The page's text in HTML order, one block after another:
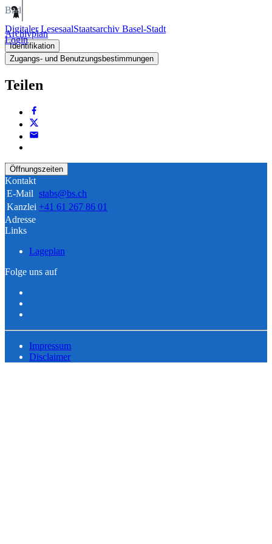
Digitaler LesesaalStaatsarchiv Basel-Stadt
Login
Bild
Archivplan
Identifikation
Zugangs- und Benutzungsbestimmungen
Teilen
Öffnungszeiten
Kontakt
E-Mail stabs@bs.ch
Kanzlei +41 61 267 86 01
Adresse
Links
Lageplan
Folge uns auf
Impressum
Disclaimer